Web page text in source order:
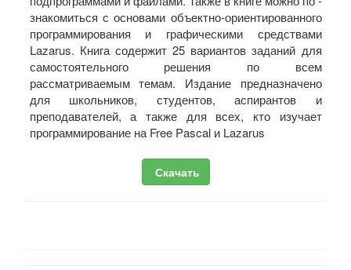
знакомиться с основами объектно-ориентированного
программирования и графическими средствами
Lazarus. Книга содержит 25 вариантов заданий для
самостоятельного решения по всем
рассматриваемым темам. Издание предназначено
для школьников, студентов, аспирантов и
преподавателей, а также для всех, кто изучает
программирование на Free Pascal и Lazarus
Скачать